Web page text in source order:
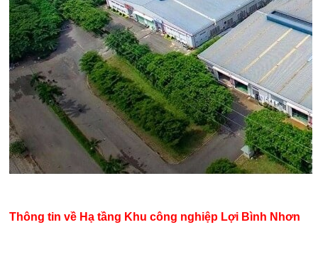
Thông tin về Hạ tầng Khu công nghiệp Lợi Bình Nhơn